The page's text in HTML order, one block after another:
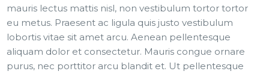
mauris lectus mattis nisl, non vestibulum tortor tortor
eu metus. Praesent ac ligula quis justo vestibulum
lobortis vitae sit amet arcu. Aenean pellentesque
aliquam dolor et consectetur. Mauris congue ornare
purus, nec porttitor arcu blandit et. Ut pellentesque